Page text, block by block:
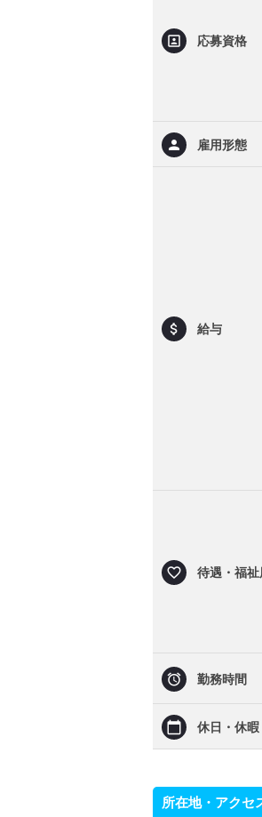
応募資格
雇用形態
給与
待遇・福祉
勤務時間
休日・休暇
所在地・アクセ